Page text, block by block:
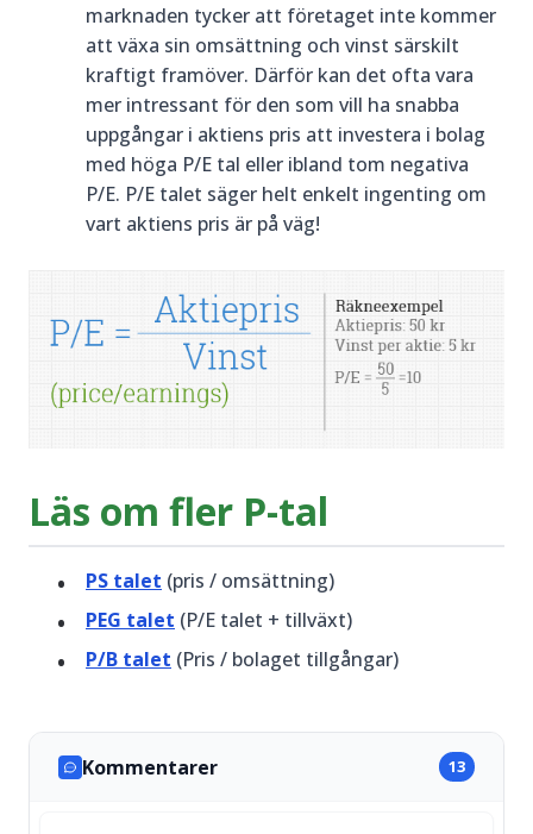
marknaden tycker att företaget inte kommer
att växa sin omsättning och vinst särskilt
kraftigt framöver. Därför kan det ofta vara
mer intressant för den som vill ha snabba
uppgångar i aktiens pris att investera i bolag
med höga P/E tal eller ibland tom negativa
P/E. P/E talet säger helt enkelt ingenting om
vart aktiens pris är på väg!
Läs om fler P-tal
PS talet (pris / omsättning)
PEG talet (P/E talet + tillväxt)
P/B talet (Pris / bolaget tillgångar)
Kommentarer 13